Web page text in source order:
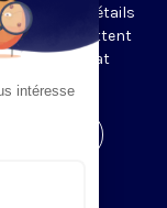
lignes et détails
qu'elles mettent
en partenariat